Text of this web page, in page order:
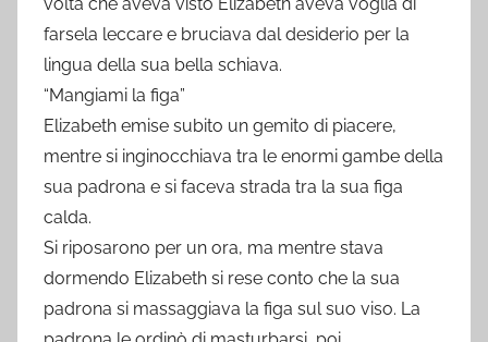
farsela leccare e bruciava dal desiderio per la
lingua della sua bella schiava.
“Mangiami la figa”
Elizabeth emise subito un gemito di piacere,
mentre si inginocchiava tra le enormi gambe della
sua padrona e si faceva strada tra la sua figa
calda.
Si riposarono per un ora, ma mentre stava
dormendo Elizabeth si rese conto che la sua
padrona si massaggiava la figa sul suo viso. La